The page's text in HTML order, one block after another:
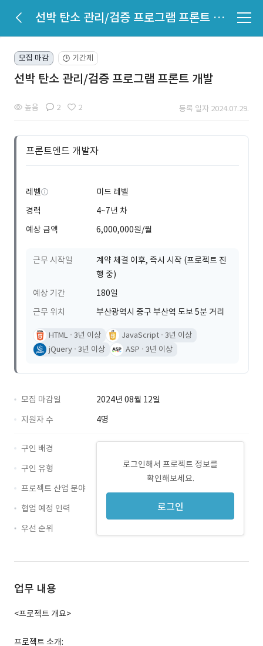
선박 탄소 관리/검증 프로그램 프론트 개발
모집 마감 🕒 기간제
선박 탄소 관리/검증 프로그램 프론트 개발
높음 2 2 등록 일자 2024.07.29.
프론트엔드 개발자
레벨
미드 레벨
경력
4~7년 차
예상 금액
6,000,000원/월
근무 시작일
계약 체결 이후, 즉시 시작 (프로젝트 진
행 중)
예상 기간
180일
근무 위치
부산광역시 중구 부산역 도보 5분 거리
HTML 3년 이상 JavaScript 3년 이상
jQuery 3년 이상 ASP 3년 이상
모집 마감일
2024년 08월 12일
지원자 수
4명
로그인해서 프로젝트 정보를
확인해보세요.
로그인
구인 배경
구인 유형
프로젝트 산업 분야
협업 예정 인력
우선 순위
업무 내용
<프로젝트 개요>
프로젝트 소개: